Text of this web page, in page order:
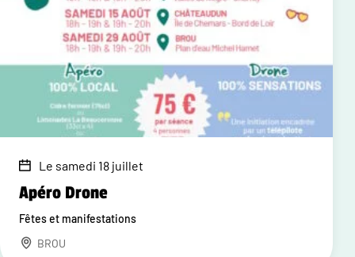
Le samedi 18 juillet
Apéro Drone
Fêtes et manifestations
BROU